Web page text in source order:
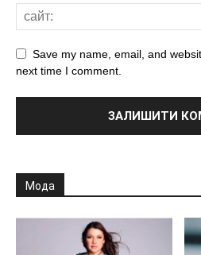
Save my name, email, and
next time I comment.
Мода